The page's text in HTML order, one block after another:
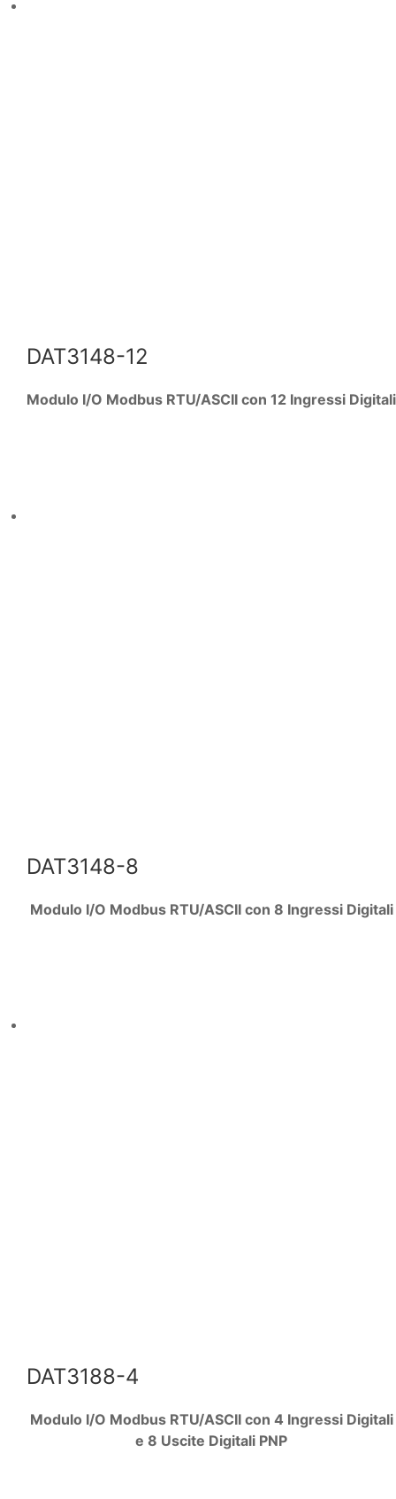
DAT3148-12
Modulo I/O Modbus RTU/ASCII con 12 Ingressi Digitali
DAT3148-8
Modulo I/O Modbus RTU/ASCII con 8 Ingressi Digitali
DAT3188-4
Modulo I/O Modbus RTU/ASCII con 4 Ingressi Digitali
e 8 Uscite Digitali PNP